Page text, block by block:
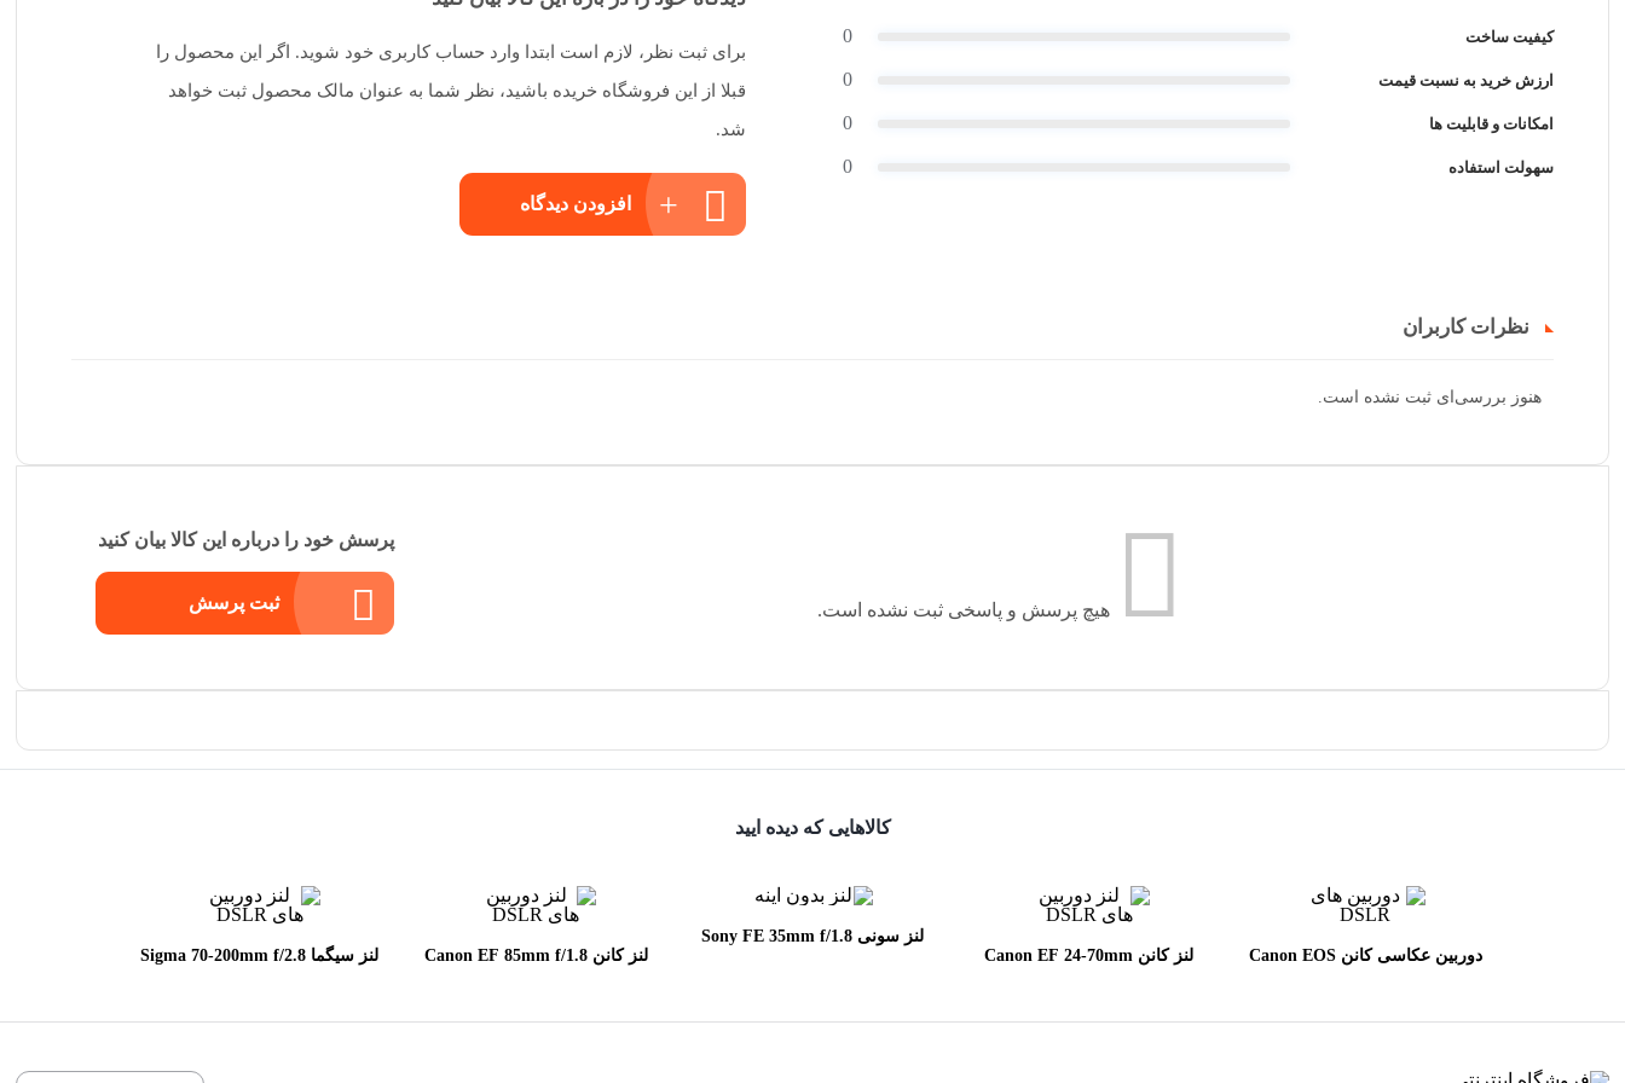
کیفیت ساخت 0
ارزش خرید به نسبت قیمت 0
امکانات و قابلیت ها 0
سهولت استفاده 0
برای ثبت نظر، لازم است ابتدا وارد حساب کاربری خود شوید. اگر این محصول را
قبلا از این فروشگاه خریده باشید، نظر شما به عنوان مالک محصول ثبت خواهد
شد.
افزودن دیدگاه
نظرات کاربران
هنوز بررسی‌ای ثبت نشده است.
هیچ پرسش و پاسخی ثبت نشده است.
پرسش خود را درباره این کالا بیان کنید
ثبت پرسش
کالاهایی که دیده ایید
دوربین عکاسی کانن Canon EOS لنز کانن Canon EF 24-70mm
لنز سونی Sony FE 35mm f/1.8
لنز کانن Canon EF 85mm f/1.8
لنز سیگما Sigma 70-200mm f/2.8